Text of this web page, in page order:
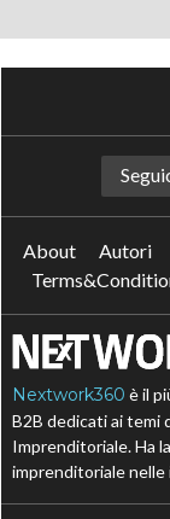
About Autori
Nextwork360 è il
B2B dedicati ai temi
Imprenditoriale. Ha
imprenditoriale nelle